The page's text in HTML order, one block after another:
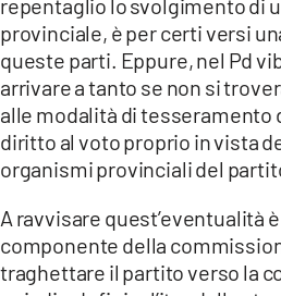
ILREGGINO.IT
COSENZACHANNEL.IT
ILVIBONESE.IT
CATANZAROCHANNEL.IT
App
repentaglio lo svolgimento di
provinciale, è per certi versi
queste parti. Eppure, nel Pd
arrivare a tanto se non si
alle modalità di
diritto al voto proprio in vista
organismi provinciali del
A ravvisare quest’eventualità
componente della
traghettare il partito verso la